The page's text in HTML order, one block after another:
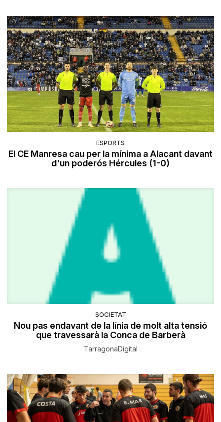
ESPORTS
El CE Manresa cau per la mínima a Alacant davant
d'un poderós Hércules (1-0)
SOCIETAT
Nou pas endavant de la línia de molt alta tensió
que travessarà la Conca de Barberà
TarragonaDigital